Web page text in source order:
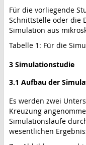
Für die vorliegende
Schnittstelle oder die
Simulation aus
Tabelle 1: Für die
3 Simulationstudie
3.1 Aufbau der
Es werden zwei
Kreuzung
Simulationsläufe
wesentlichen